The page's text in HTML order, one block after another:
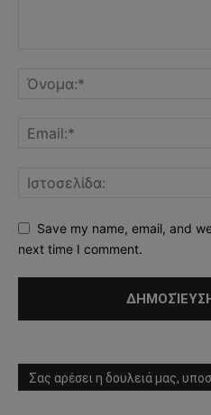
Save my name, email, and
next time I comment.
Σας αρέσει η δουλειά μας,